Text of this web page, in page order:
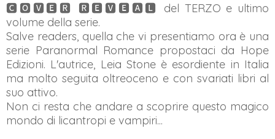
🅲🅾🆅🅴🆁 🆁🅴🆅🅴🅰🅻 del TERZO e ultimo
volume della serie.
Salve readers, quella che vi presentiamo ora è una
serie Paranormal Romance propostaci da Hope
Edizioni. L'autrice, Leia Stone è esordiente in Italia
ma molto seguita oltreoceno e con svariati libri al
suo attivo.
Non ci resta che andare a scoprire questo magico
mondo di licantropi e vampiri...